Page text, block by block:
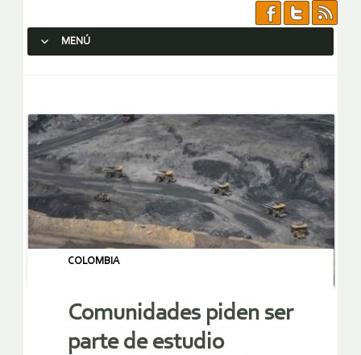
MENÚ
COLOMBIA
Comunidades piden ser
parte de estudio